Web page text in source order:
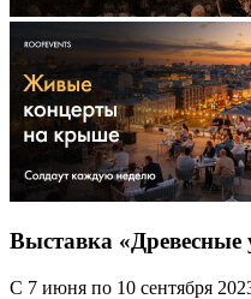
Выставка «Древесные
С 7 июня по 10 сентября